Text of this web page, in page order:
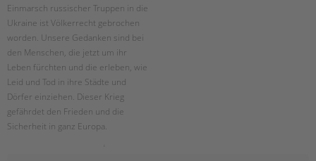
EINGLIEDERUNGSHILFE
BETREUTES WOHNEN
TANDEM BTL AKADEMIE
Zertfikatskurse
Seminarkalender
Einmarsch russischer Truppen in die
Ukraine ist Völkerrecht gebrochen
worden. Unsere Gedanken sind bei
den Menschen, die jetzt um ihr
Leben fürchten und die erleben, wie
Leid und Tod in ihre Städte und
Dörfer einziehen. Dieser Krieg
gefährdet den Frieden und die
Sicherheit in ganz Europa.